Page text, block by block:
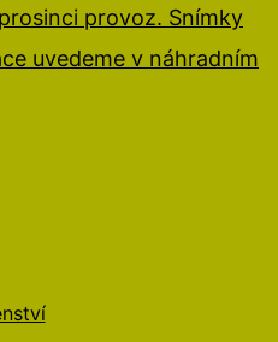
provoz. Snímky
uvedeme v náhradním